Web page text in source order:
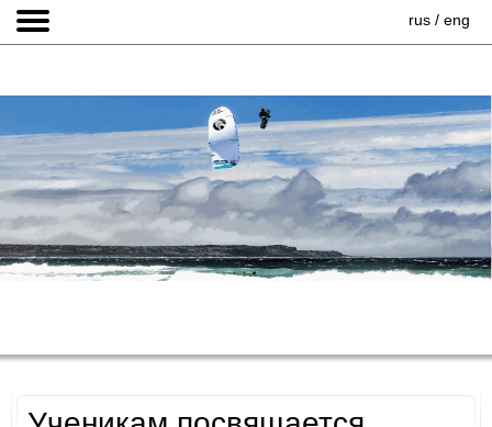
rus / eng
HOME